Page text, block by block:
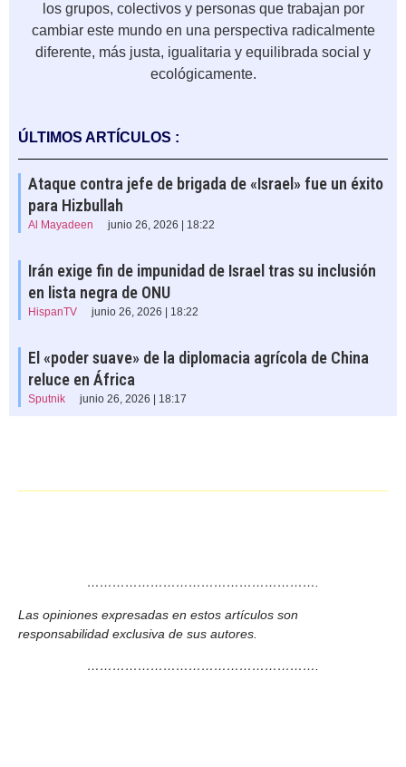
los grupos, colectivos y personas que trabajan por
cambiar este mundo en una perspectiva radicalmente
diferente, más justa, igualitaria y equilibrada social y
ecológicamente.
ÚLTIMOS ARTÍCULOS :
Ataque contra jefe de brigada de «Israel» fue un éxito
para Hizbullah
Al Mayadeen junio 26, 2026 | 18:22
Irán exige fin de impunidad de Israel tras su inclusión
en lista negra de ONU
HispanTV junio 26, 2026 | 18:22
El «poder suave» de la diplomacia agrícola de China
reluce en África
Sputnik junio 26, 2026 | 18:17
……………………………………………….
Las opiniones expresadas en estos artículos son
responsabilidad exclusiva de sus autores.
……………………………………………….